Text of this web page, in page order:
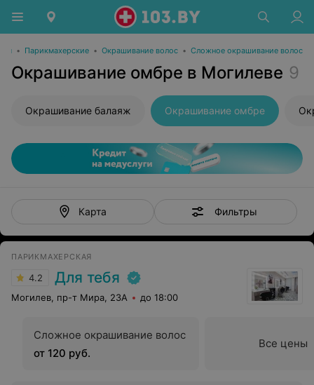
• Парикмахерские • Окрашивание волос • Сложное окрашивание волос
Окрашивание омбре в Могилеве 9
Окрашивание балаяж Окрашивание омбре
Карта Фильтры
ПАРИКМАХЕРСКАЯ
4.2 Для тебя
Могилев, пр-т Мира, 23А до 18:00
Сложное окрашивание волос
от 120 руб.
Все цены